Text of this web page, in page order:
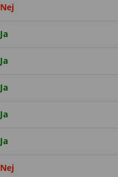
Nej
Ja
Ja
Ja
Ja
Ja
Nej